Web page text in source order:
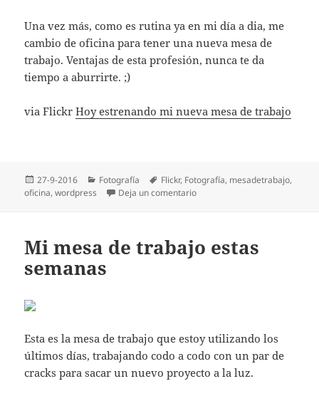
Una vez más, como es rutina ya en mi día a dia, me
cambio de oficina para tener una nueva mesa de
trabajo. Ventajas de esta profesión, nunca te da
tiempo a aburrirte. ;)
via FlickrHoy estrenando mi nueva mesa de trabajo
Publicado
el
27-9-2016 Categorías
Fotografía Etiquetas
Flickr, Fotografí­a, mesadetrabajo,
oficina,wordpress Deja un comentarioen Hoy estrenando mi nueva
Mi mesa de trabajo estas
semanas
Esta es la mesa de trabajo que estoy utilizando los
últimos días, trabajando codo a codo con un par de
cracks para sacar un nuevo proyecto a la luz.